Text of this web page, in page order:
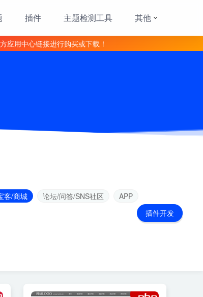
插件 主题检测工具 其他
应用中心链接进行购买或下载！
客/商城 论坛/问答/SNS社区
APP
插件开发